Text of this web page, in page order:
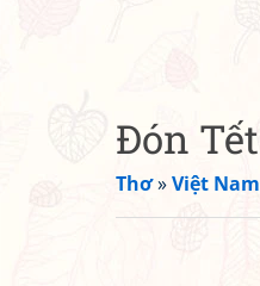
Đón Tết
Thơ»Việt Nam